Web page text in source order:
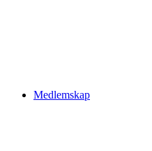
Medlemskap